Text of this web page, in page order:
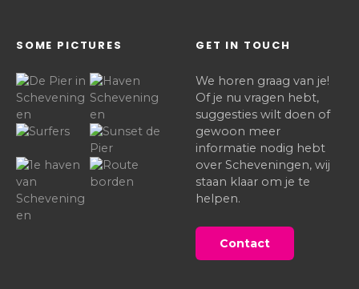
SOME PICTURES GET IN TOUCH
We horen graag van je!
Of je nu vragen hebt,
suggesties wilt doen of
gewoon meer
informatie nodig hebt
over Scheveningen, wij
staan klaar om je te
helpen.
Contact